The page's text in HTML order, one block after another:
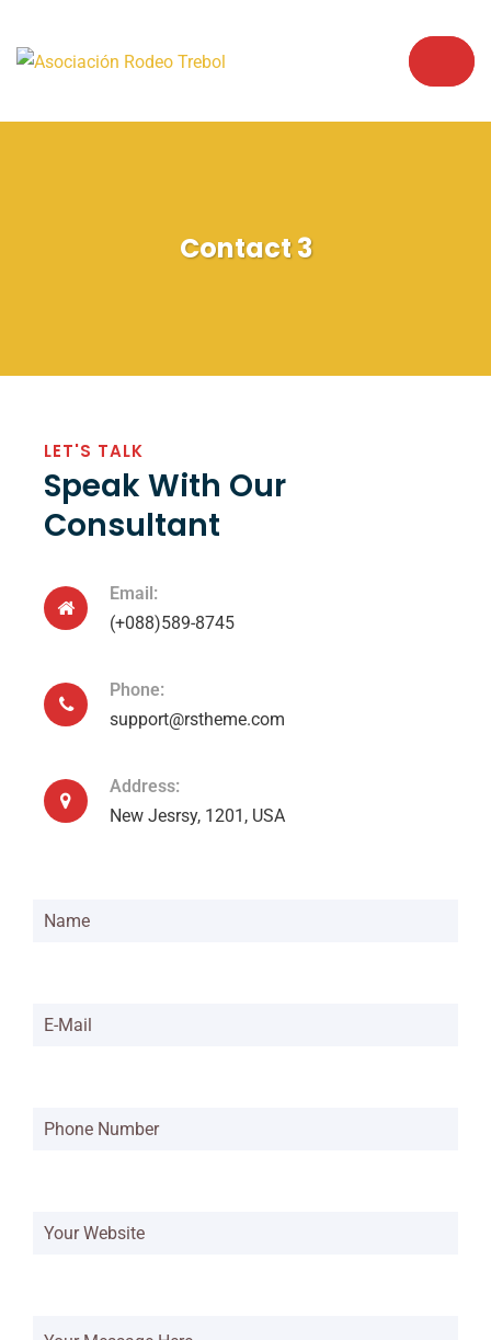
Contact 3
LET'S TALK
Speak With Our
Consultant
Email:
(+088)589-8745
Phone:
support@rstheme.com
Address:
New Jesrsy, 1201, USA